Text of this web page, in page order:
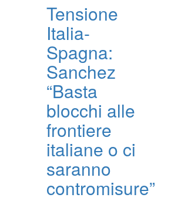
Tensione
Italia-
Spagna:
Sanchez
“Basta
blocchi alle
frontiere
italiane o ci
saranno
contromisure”